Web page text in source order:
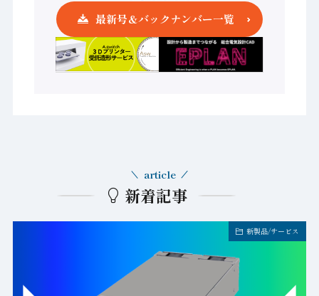
最新号＆バックナンバー一覧
新着記事
article